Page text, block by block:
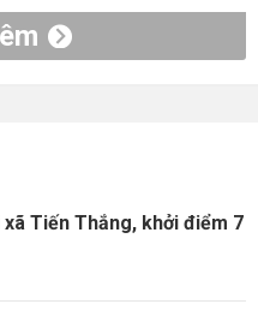
Tiến Thắng, khởi điểm 7